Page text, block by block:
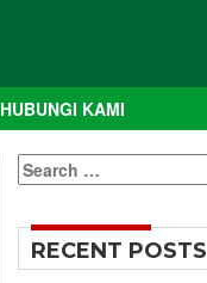
HUBUNGI KAMI
Search
for:
RECENT POSTS